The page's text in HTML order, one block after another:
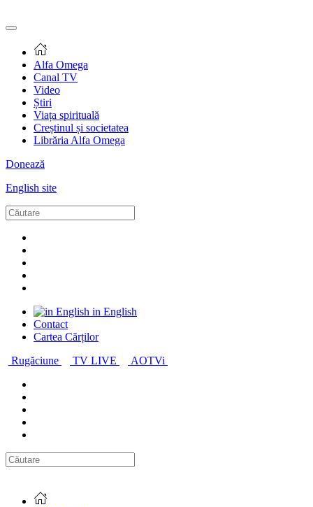
Alfa Omega
Canal TV
Video
Știri
Viața spirituală
Creștinul și societatea
Librăria Alfa Omega
Donează
English site
in English
Contact
Cartea Cărților
Rugăciune
TV LIVE AOTVi